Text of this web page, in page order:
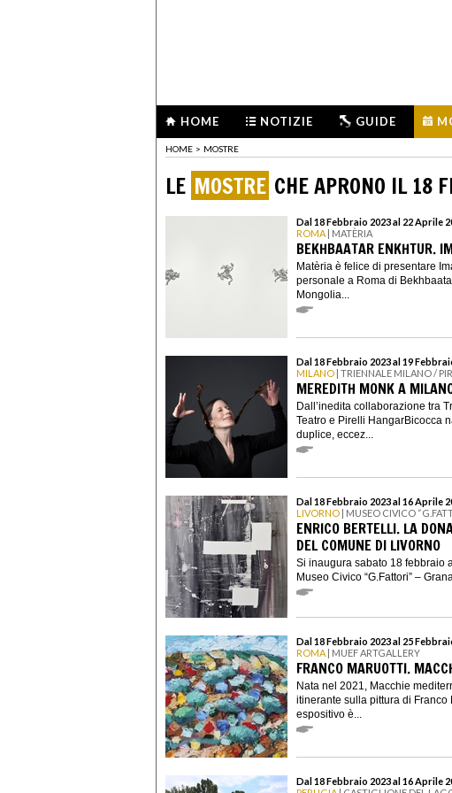
HOME NOTIZIE GUIDE
HOME > MOSTRE
LE MOSTRE CHE APRONO IL 18
Dal 18 Febbraio 2023 al 22 Aprile
ROMA | MATÈRIA
BEKHBAATAR ENKHTUR.
Matèria è felice di presentare
personale a Roma di
Mongolia...
Dal 18 Febbraio 2023 al 19
MILANO | TRIENNALE MILANO /
MEREDITH MONK A
Dall’inedita collaborazione tra
Teatro e Pirelli HangarBicocca
duplice, eccez...
Dal 18 Febbraio 2023 al 16 Aprile
LIVORNO | MUSEO CIVICO
ENRICO BERTELLI. LA
DEL COMUNE DI LIVORNO
Si inaugura sabato 18 febbraio
Museo Civico “G.Fattori” –
Dal 18 Febbraio 2023 al 25
ROMA | MUEF ARTGALLERY
FRANCO MARUOTTI.
Nata nel 2021, Macchie
itinerante sulla pittura di Franco
espositivo è...
Dal 18 Febbraio 2023 al 16 Aprile